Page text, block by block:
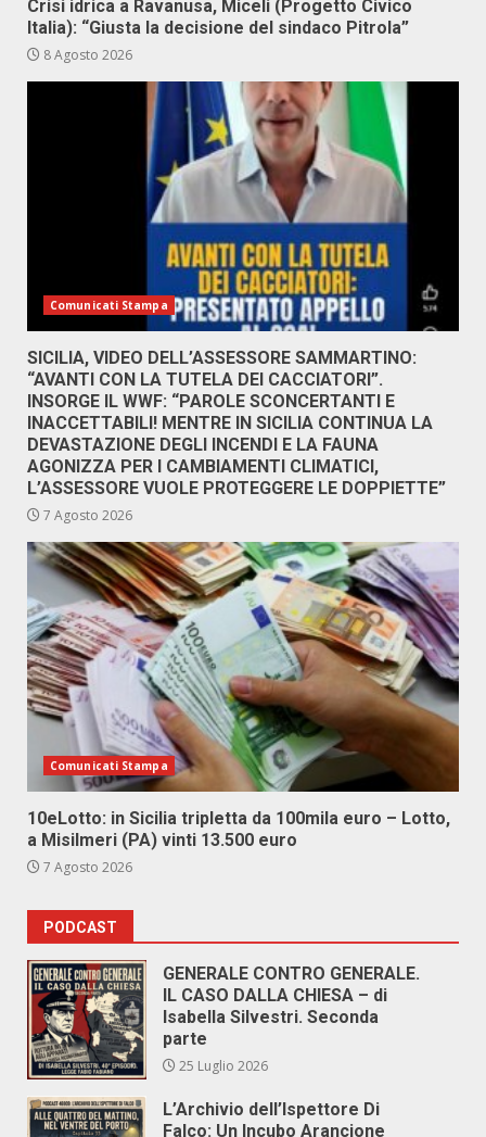
Crisi idrica a Ravanusa, Miceli (Progetto Civico
Italia): “Giusta la decisione del sindaco Pitrola”
8 Agosto 2026
Comunicati Stampa
SICILIA, VIDEO DELL’ASSESSORE SAMMARTINO:
“AVANTI CON LA TUTELA DEI CACCIATORI”.
INSORGE IL WWF: “PAROLE SCONCERTANTI E
INACCETTABILI! MENTRE IN SICILIA CONTINUA LA
DEVASTAZIONE DEGLI INCENDI E LA FAUNA
AGONIZZA PER I CAMBIAMENTI CLIMATICI,
L’ASSESSORE VUOLE PROTEGGERE LE DOPPIETTE”
7 Agosto 2026
Comunicati Stampa
10eLotto: in Sicilia tripletta da 100mila euro – Lotto,
a Misilmeri (PA) vinti 13.500 euro
7 Agosto 2026
PODCAST
GENERALE CONTRO GENERALE.
IL CASO DALLA CHIESA – di
Isabella Silvestri. Seconda
parte
25 Luglio 2026
L’Archivio dell’Ispettore Di
Falco: Un Incubo Arancione